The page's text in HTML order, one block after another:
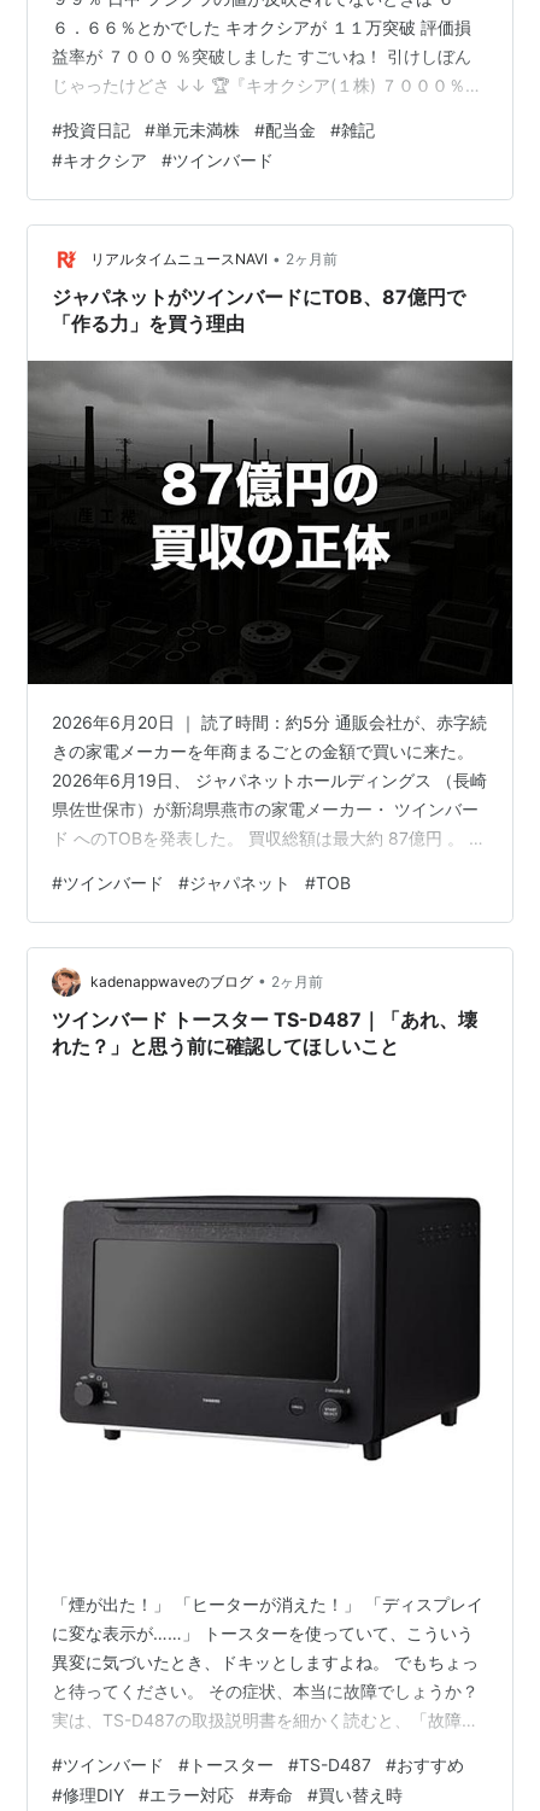
６．６６％とかでした キオクシアが １１万突破 評価損
益率が ７０００％突破しました すごいね！ 引けしぼん
じゃったけどさ ↓↓ 🏆『キオクシア(１株) ７０００％タ
がＳ高 おまけに ツインバードもＳ高 ↓↓ ツインバード
は ジャパネットがＴＯＢでしたっけ？ ８００か 助かり
ます ダメもとで２００注文出して もちろん 未約定 失効
しました ３株 持っているので ８００で バイバイできる
日を待っておりますよ ツインバード コロナ銘柄でした…
#投資日記 #単元未満株 #配当金 #雑記
#キオクシア #ツインバード
リアルタイムニュースNAVI • 2ヶ月前
ジャパネットがツインバードにTOB、87億円で
「作る力」を買う理由
2026年6月20日 ｜ 読了時間：約5分 通販会社が、赤字続
きの家電メーカーを年商まるごとの金額で買いに来た。
2026年6月19日、 ジャパネットホールディングス （長崎
県佐世保市）が新潟県燕市の家電メーカー・ ツインバー
ド へのTOBを発表した。 買収総額は最大約 87億円 。 ツ
ったから、ほぼ1年分の稼ぎと同じ金額を出して、会社ご
と手に入れようとしていることになる。 しかも相手は 2
年連続で赤字 を出している会社だ。 テレビで商品を売り
続けてきたジャパネットが、なぜそこまでするのか。 株
を持っている人はどう動けばいいのか。 …
#ツインバード #ジャパネット #TOB
kadenappwaveのブログ • 2ヶ月前
ツインバード トースター TS-D487｜「あれ、壊
れた？」と思う前に確認してほしいこと
「煙が出た！」 「ヒーターが消えた！」 「ディスプレイ
に変な表示が……」 トースターを使っていて、こういう
異変に気づいたとき、ドキッとしますよね。 でもちょっ
と待ってください。 その症状、本当に故障でしょうか？
実は、TS-D487の取扱説明書を細かく読むと、「故障に
方で、「見た目は地味だけれど、放置すると本当に危な
い」症状も存在します。 この記事では、取扱説明書の
#ツインバード # トースター #TS-D487 #おすすめ
#修理DIY #エラー対応 #寿命 #買い替え時